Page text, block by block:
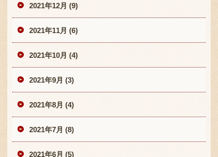
2021年12月 (9)
2021年11月 (6)
2021年10月 (4)
2021年9月 (3)
2021年8月 (4)
2021年7月 (8)
2021年6月 (5)